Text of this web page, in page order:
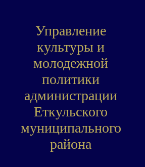
Управление
культуры и
молодежной
политики
администрации
Еткульского
муниципального
района